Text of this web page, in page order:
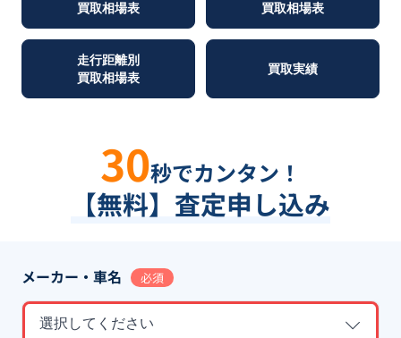
買取相場表
買取相場表
走行距離別
買取相場表
買取実績
30秒でカンタン！
【無料】査定申し込み
メーカー・車名 必須
選択してください